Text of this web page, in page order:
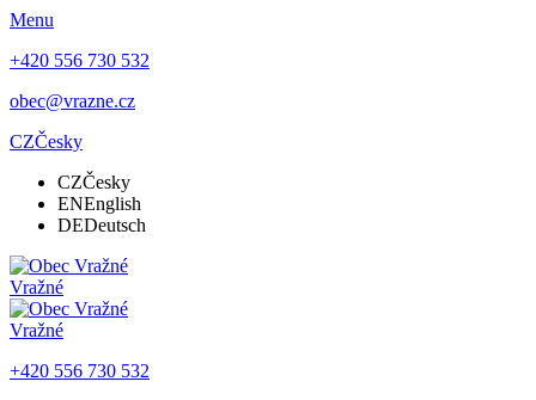
Menu
+420 556 730 532
obec@vrazne.cz
CZČesky
CZČesky
ENEnglish
DEDeutsch
Vražné
Vražné
+420 556 730 532